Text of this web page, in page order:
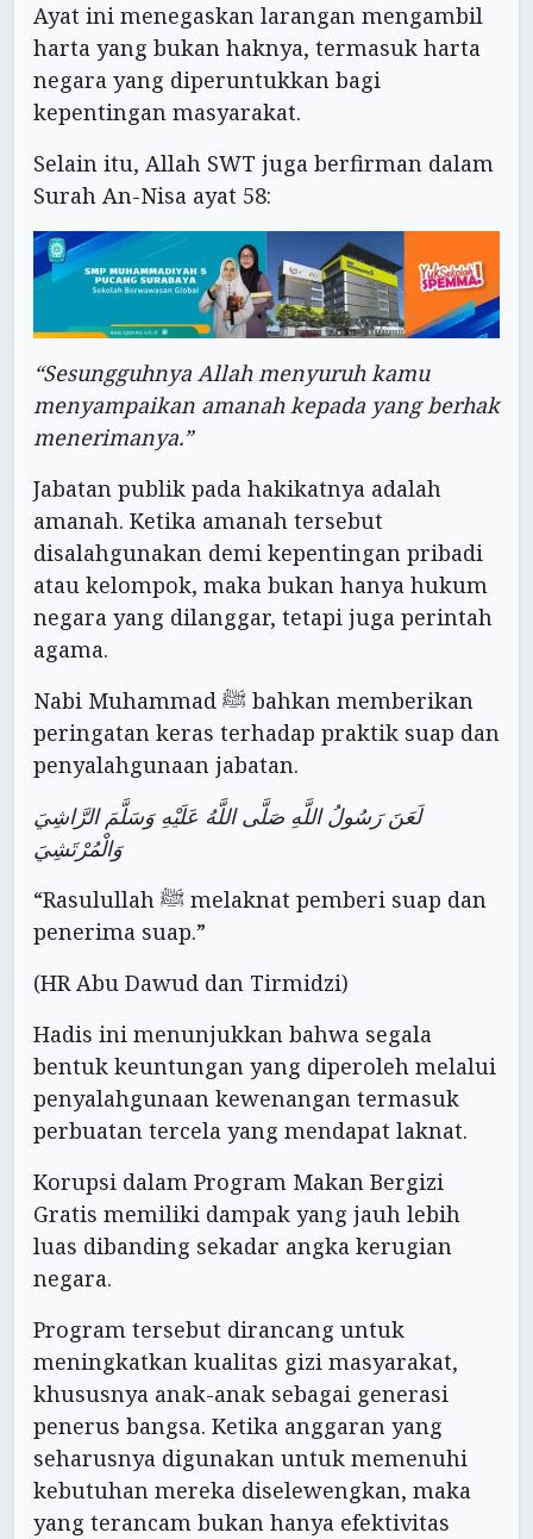
Ayat ini menegaskan larangan mengambil
harta yang bukan haknya, termasuk harta
negara yang diperuntukkan bagi
kepentingan masyarakat.
Selain itu, Allah SWT juga berfirman dalam
Surah An-Nisa ayat 58:
“Sesungguhnya Allah menyuruh kamu
menyampaikan amanah kepada yang berhak
menerimanya.”
Jabatan publik pada hakikatnya adalah
amanah. Ketika amanah tersebut
disalahgunakan demi kepentingan pribadi
atau kelompok, maka bukan hanya hukum
negara yang dilanggar, tetapi juga perintah
agama.
Nabi Muhammad ﷺ bahkan memberikan
peringatan keras terhadap praktik suap dan
penyalahgunaan jabatan.
لَعَنَ رَسُولُ اللَّهِ صَلَّى اللَّهُ عَلَيْهِ وَسَلَّمَ الرَّاشِيَ
وَالْمُرْتَشِيَ
“Rasulullah ﷺ melaknat pemberi suap dan
penerima suap.”
(HR Abu Dawud dan Tirmidzi)
Hadis ini menunjukkan bahwa segala
bentuk keuntungan yang diperoleh melalui
penyalahgunaan kewenangan termasuk
perbuatan tercela yang mendapat laknat.
Korupsi dalam Program Makan Bergizi
Gratis memiliki dampak yang jauh lebih
luas dibanding sekadar angka kerugian
negara.
Program tersebut dirancang untuk
meningkatkan kualitas gizi masyarakat,
khususnya anak-anak sebagai generasi
penerus bangsa. Ketika anggaran yang
seharusnya digunakan untuk memenuhi
kebutuhan mereka diselewengkan, maka
yang terancam bukan hanya efektivitas